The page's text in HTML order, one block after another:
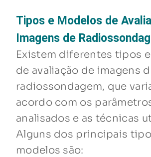
Tipos e Modelos de
Imagens de
Existem diferentes tipos
de avaliação de imagens
radiossondagem, que
acordo com os
analisados e as técnicas
Alguns dos principais
modelos são: